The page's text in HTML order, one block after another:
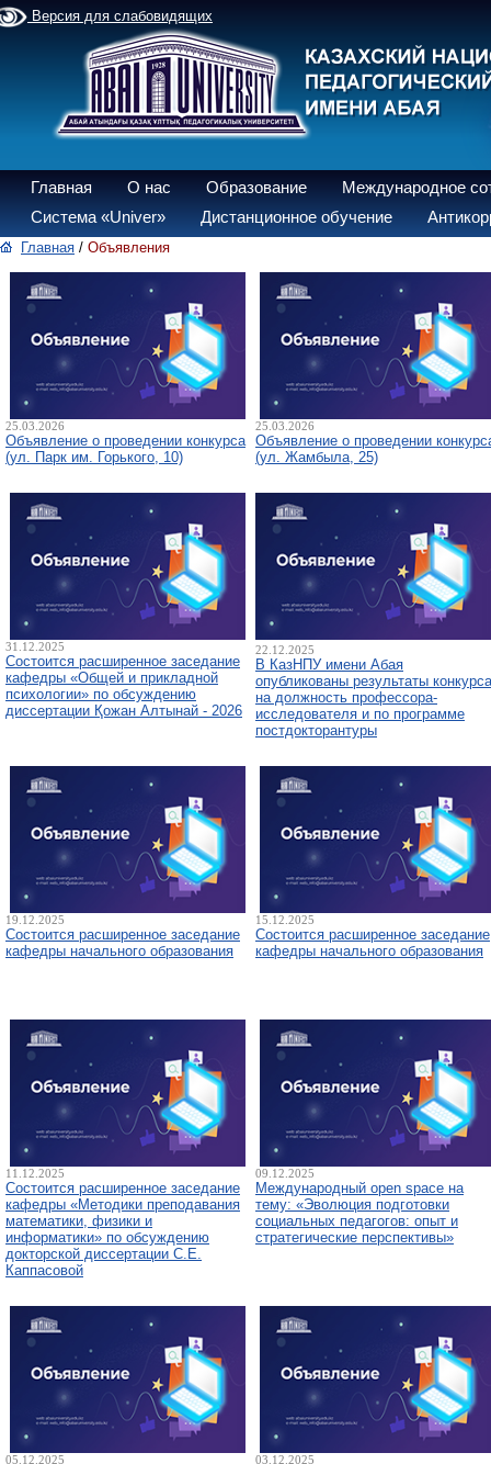
Версия для слабовидящих
Главная О нас Образование
Международное
Система «Univer»
Дистанционное обучение
Главная / Объявления
25.03.2026
Объявление о проведении конкурса
(ул. Парк им. Горького, 10)
25.03.2026
Объявление о проведении
(ул. Жамбыла, 25)
31.12.2025
Состоится расширенное заседание
кафедры «Общей и прикладной
психологии» по обсуждению
диссертации Қожан Алтынай - 2026
22.12.2025
В КазНПУ имени Абая
опубликованы результаты конкурса
на должность профессора-
исследователя и по программе
постдокторантуры
19.12.2025
Состоится расширенное заседание
кафедры начального образования
15.12.2025
Состоится расширенное заседание
кафедры начального образования
11.12.2025
Состоится расширенное заседание
кафедры «Методики преподавания
математики, физики и
информатики» по обсуждению
докторской диссертации С.Е.
Каппасовой
09.12.2025
Международный open space на
тему: «Эволюция подготовки
социальных педагогов: опыт и
стратегические перспективы»
05.12.2025 03.12.2025